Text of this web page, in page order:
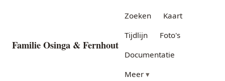
Familie Osinga & Fernhout
Zoeken
Kaart
Tijdlijn
Foto's
Documentatie
Meer